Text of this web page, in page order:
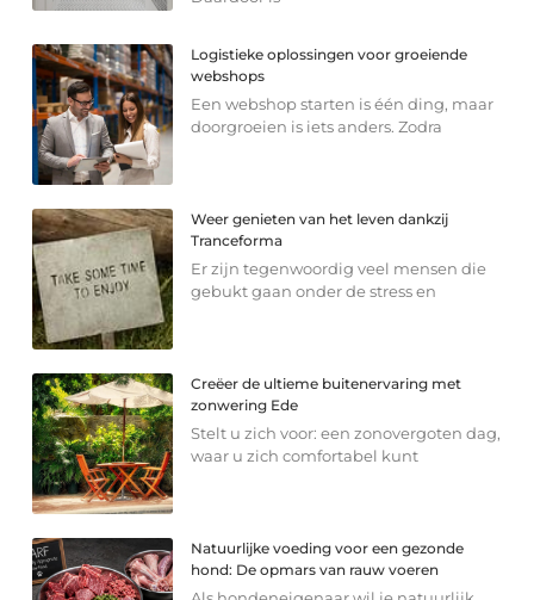
Logistieke oplossingen voor groeiende
webshops
Een webshop starten is één ding, maar
doorgroeien is iets anders. Zodra
Weer genieten van het leven dankzij
Tranceforma
Er zijn tegenwoordig veel mensen die
gebukt gaan onder de stress en
Creëer de ultieme buitenervaring met
zonwering Ede
Stelt u zich voor: een zonovergoten dag,
waar u zich comfortabel kunt
Natuurlijke voeding voor een gezonde
hond: De opmars van rauw voeren